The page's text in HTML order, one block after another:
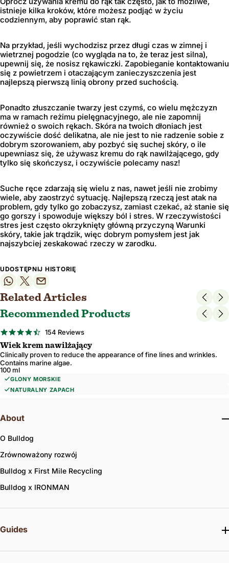
istnieje kilka kroków, które możesz podjąć w życiu
codziennym, aby poprawić stan rąk.
Na przykład, jeśli wychodzisz przez długi czas w zimnej i
wietrznej pogodzie (co wygląda na to, że teraz jest silna),
upewnij się, że nosisz rękawiczki. Zapobieganie kontaktowaniu
się z powietrzem i otaczającym zanieczyszczenia jest
najlepszą pierwszą linią obrony przed suchością.
Ponadto złuszczanie twarzy jest czymś, co wielu mężczyzn
ma w ramach reżimu pielęgnacyjnego, ale nie zapomnij
również o swoich rękach. Skóra na twoich dłoniach jest
oczywiście dość delikatna, ale nie jest to nie radzenie sobie z
dobrym szorowaniem, aby pozbyć się suchej skóry, o ile
upewniasz się, że używasz kremu do rąk nawilżającego, gdy
tylko się skończysz, i oczywiście polecamy nasz!
Suche ręce zdarzają się wielu z nas, nawet jeśli nie zrobimy
wiele, aby zaostrzyć sytuację. Najlepszą rzeczą jest atak na
problem, gdy tylko go zobaczysz, zamiast czekać, aż stanie się
go gorszy i spowoduje większy ból i stres. W rzeczywistości
stres jest często okrzyknięty główną przyczyną Warunki
skóry, takie jak trądzik, więc dobrym pomysłem jest jak
najszybciej zeskakować rzeczy w zarodku.
UDOSTĘPNIJ HISTORIĘ
Related Articles
Recommended Products
4.7
rating
154 Reviews
Wiek krem ​​nawilżający
Clinically proven to reduce the appearance of fine lines and wrinkles.
Contains marine algae.
100 ml
GLONY MORSKIE
NATURALNY ZAPACH
About
O Bulldog
Zrównoważony rozwój
Bulldog x First Mile Recycling
Bulldog x IRONMAN
Guides